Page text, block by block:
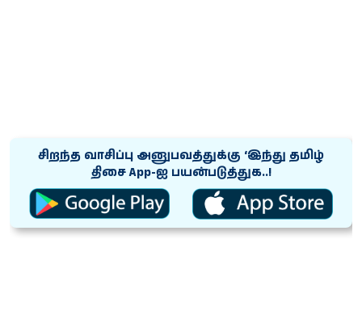
சிறந்த வாசிப்பு அனுபவத்துக்கு ‘இந்து தமிழ்
திசை App-ஐ பயன்படுத்துக..!